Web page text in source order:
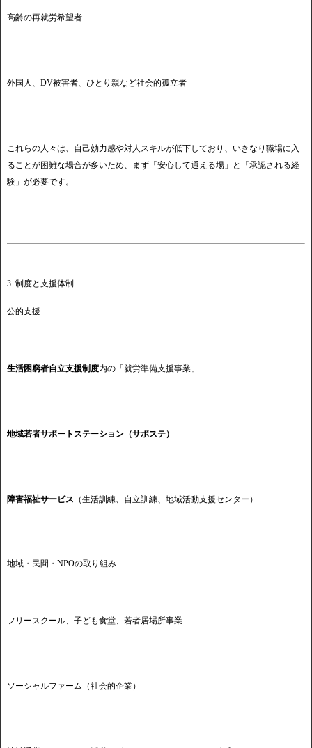
高齢の再就労希望者
外国人、DV被害者、ひとり親など社会的孤立者
これらの人々は、自己効力感や対人スキルが低下しており、いきなり職場に入
ることが困難な場合が多いため、まず「安心して通える場」と「承認される経
験」が必要です。
3. 制度と支援体制
公的支援
生活困窮者自立支援制度内の「就労準備支援事業」
地域若者サポートステーション（サポステ）
障害福祉サービス （生活訓練、自立訓練、地域活動支援センター）
地域・民間・NPOの取り組み
フリースクール、子ども食堂、若者居場所事業
ソーシャルファーム（社会的企業）